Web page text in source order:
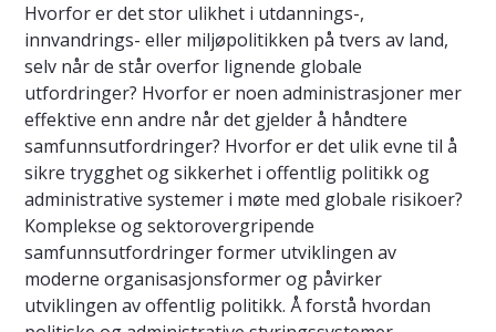
Hvorfor er det stor ulikhet i utdannings-,
innvandrings- eller miljøpolitikken på tvers av land,
selv når de står overfor lignende globale
utfordringer? Hvorfor er noen administrasjoner mer
effektive enn andre når det gjelder å håndtere
samfunnsutfordringer? Hvorfor er det ulik evne til å
sikre trygghet og sikkerhet i offentlig politikk og
administrative systemer i møte med globale risikoer?
Komplekse og sektorovergripende
samfunnsutfordringer former utviklingen av
moderne organisasjonsformer og påvirker
utviklingen av offentlig politikk. Å forstå hvordan